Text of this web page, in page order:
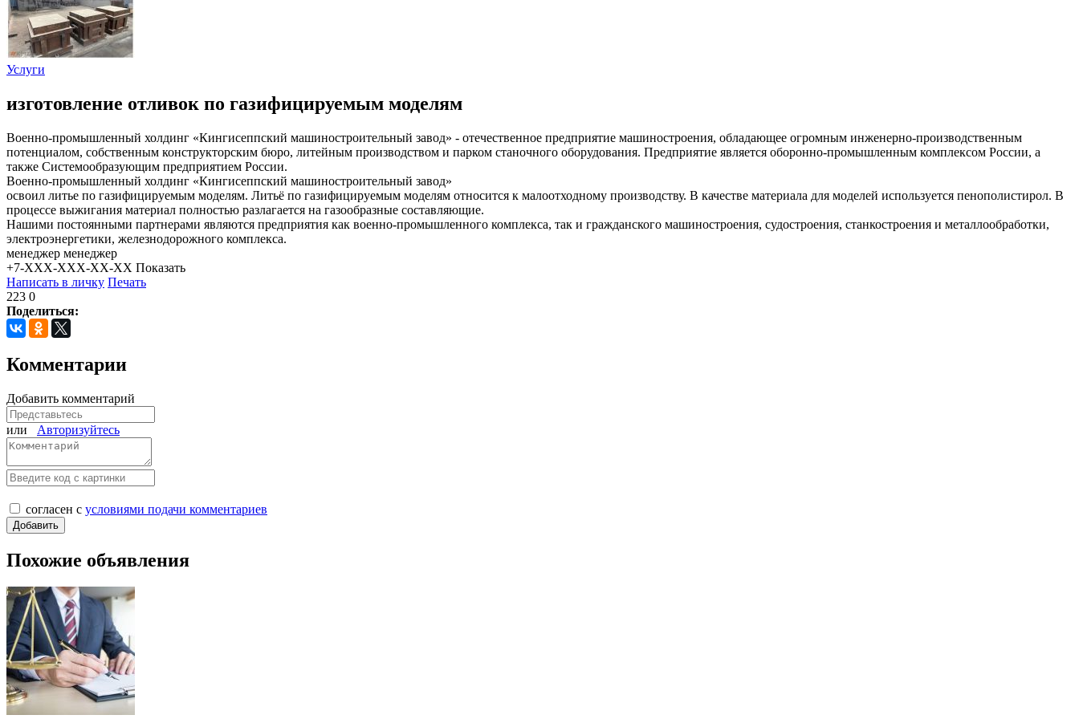
Услуги
изготовление отливок по газифицируемым моделям
Военно-промышленный холдинг «Кингисеппский машиностроительный завод» - отечественное предприятие машиностроения, обладающее огромным инженерно-производственным
потенциалом, собственным конструкторским бюро, литейным производством и парком станочного оборудования. Предприятие является оборонно-промышленным комплексом России, а
также Системообразующим предприятием России.
Военно-промышленный холдинг «Кингисеппский машиностроительный завод»
освоил литье по газифицируемым моделям. Литьё по газифицируемым моделям относится к малоотходному производству. В качестве материала для моделей используется пенополистирол. В
процессе выжигания материал полностью разлагается на газообразные составляющие.
Нашими постоянными партнерами являются предприятия как военно-промышленного комплекса, так и гражданского машиностроения, судостроения, станкостроения и металлообработки,
электроэнергетики, железнодорожного комплекса.
менеджер менеджер
+7-XXX-XXX-XX-XX Показать
Написать в личку Печать
223 0
Поделиться:
Комментарии
Добавить комментарий
или Авторизуйтесь
согласен с условиями подачи комментариев
Похожие объявления